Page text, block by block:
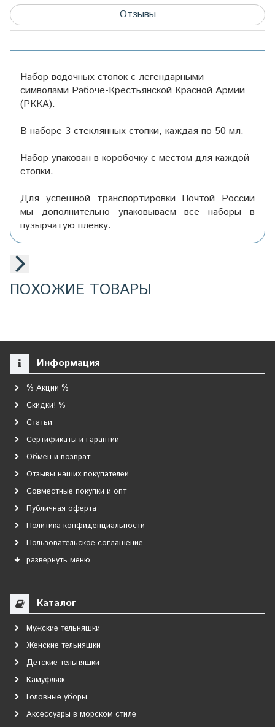
Отзывы
Набор водочных стопок с легендарными
символами Рабоче-Крестьянской Красной Армии
(РККА).
В наборе 3 стеклянных стопки, каждая по 50 мл.
Набор упакован в коробочку с местом для каждой
стопки.
Для успешной транспортировки Почтой России
мы дополнительно упаковываем все наборы в
пузырчатую пленку.
ПОХОЖИЕ ТОВАРЫ
Информация
% Акции %
Скидки! %
Статьи
Сертификаты и гарантии
Обмен и возврат
Отзывы наших покупателей
Совместные покупки и опт
Публичная оферта
Политика конфиденциальности
Пользовательское соглашение
развернуть меню
Каталог
Мужские тельняшки
Женские тельняшки
Детские тельняшки
Камуфляж
Головные уборы
Аксессуары в морском стиле